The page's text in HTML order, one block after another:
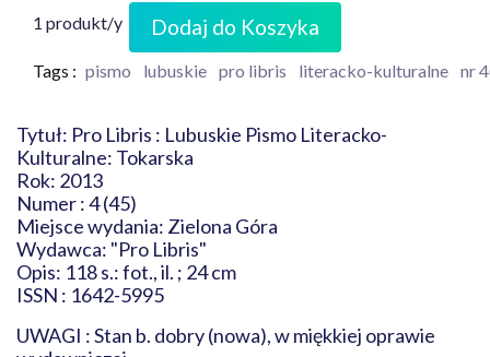
1 produkt/y Dodaj do Koszyka
Tags : pismo lubuskie pro libris literacko-kulturalne nr
Tytuł: Pro Libris : Lubuskie Pismo Literacko-
Kulturalne: Tokarska
Rok: 2013
Numer : 4 (45)
Miejsce wydania: Zielona Góra
Wydawca: "Pro Libris"
Opis: 118 s.: fot., il. ; 24 cm
ISSN : 1642-5995
UWAGI : Stan b. dobry (nowa), w miękkiej oprawie